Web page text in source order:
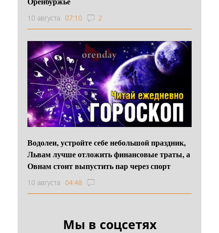
10 августа 07:10 2
Водолеи, устройте себе небольшой праздник,
Львам лучше отложить финансовые траты, а
Овнам стоит выпустить пар через спорт
10 августа 04:48
Мы в соцсетях